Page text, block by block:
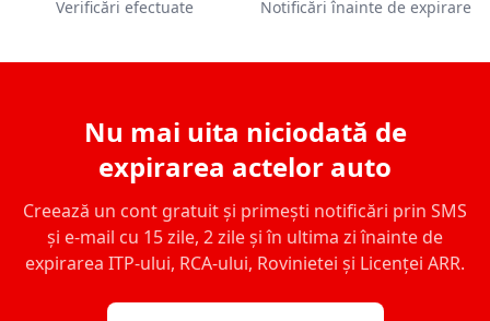
Verificări efectuate Notificări înainte de expirare
Nu mai uita niciodată de
expirarea actelor auto
Creează un cont gratuit și primești notificări prin SMS
și e-mail cu 15 zile, 2 zile și în ultima zi înainte de
expirarea ITP-ului, RCA-ului, Rovinietei și Licenței ARR.